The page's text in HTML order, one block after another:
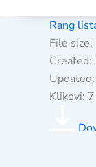
Rang
File
Klikovi: